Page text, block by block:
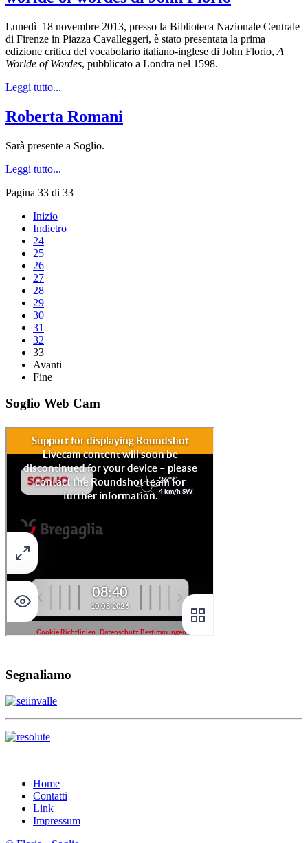
Lunedì 18 novembre 2013, presso la Biblioteca Nazionale Centrale
di Firenze in Piazza Cavalleggeri, è stato presentata la prima
edizione critica del vocabolario italiano-inglese di John Florio, A
Worlde of Wordes, pubblicato a Londra nel 1598.
Leggi tutto...
Roberta Romani
Sarà presente a Soglio.
Leggi tutto...
Pagina 33 di 33
Inizio
Indietro
24
25
26
27
28
29
30
31
32
33
Avanti
Fine
Soglio Web Cam
Segnaliamo
Home
Contatti
Link
Impressum